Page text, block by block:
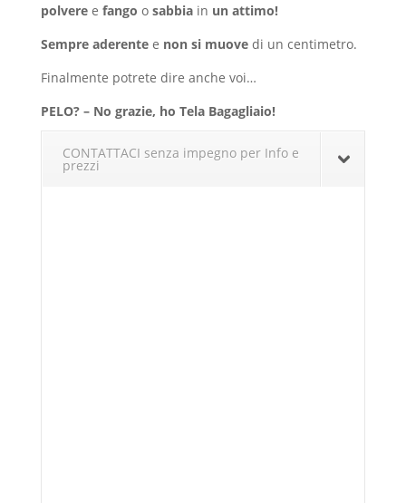
polveree fango o sabbiain un attimo!
Sempre aderentee non si muovedi un centimetro.
Finalmente potrete dire anche voi…
PELO? – No grazie, ho Tela Bagagliaio!
CONTATTACI senza impegno per Info e
prezzi